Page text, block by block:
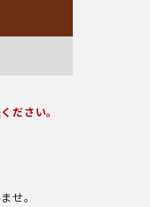
ださい。
せ。